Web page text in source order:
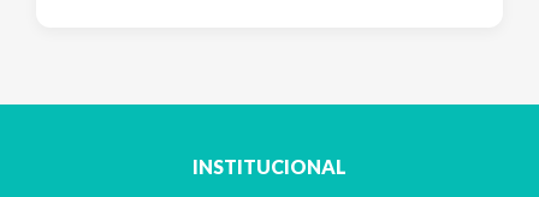
INSTITUCIONAL